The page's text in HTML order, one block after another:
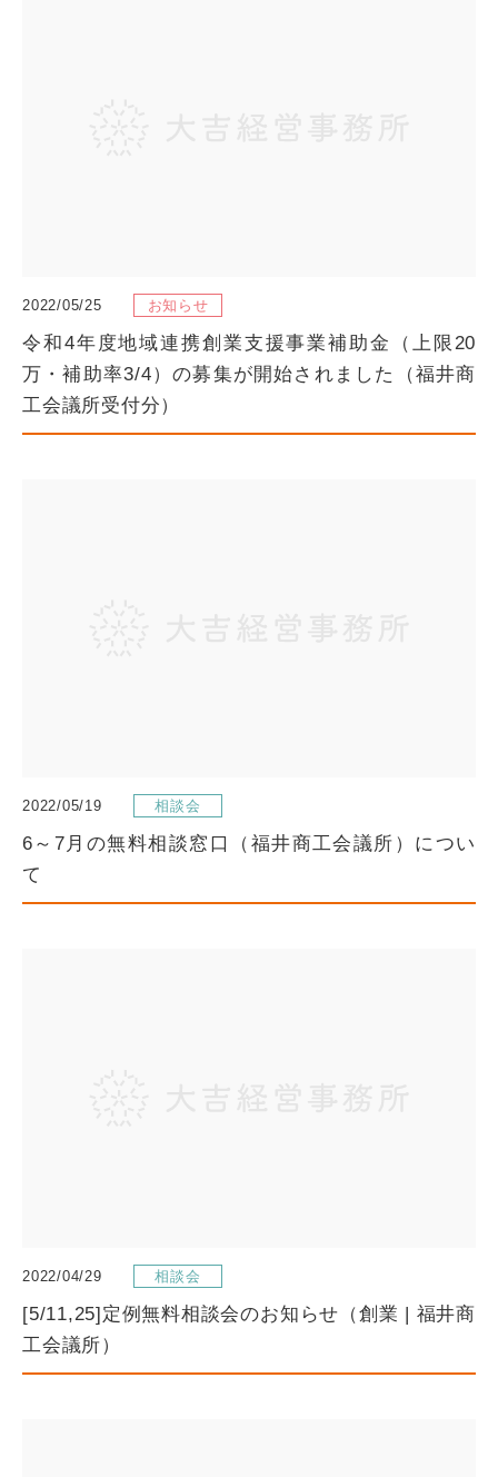
2022/05/25 お知らせ
令和4年度地域連携創業支援事業補助金（上限20
万・補助率3/4）の募集が開始されました（福井商
工会議所受付分）
2022/05/19 相談会
6～7月の無料相談窓口（福井商工会議所）につい
て
2022/04/29 相談会
[5/11,25]定例無料相談会のお知らせ（創業 | 福井商
工会議所）